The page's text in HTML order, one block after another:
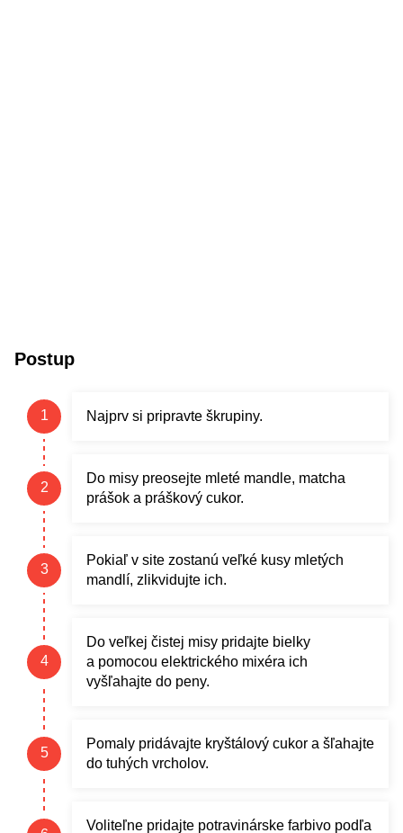
Postup
Najprv si pripravte škrupiny.
Do misy preosejte mleté mandle, matcha
prášok a práškový cukor.
Pokiaľ v site zostanú veľké kusy mletých
mandlí, zlikvidujte ich.
Do veľkej čistej misy pridajte bielky
a pomocou elektrického mixéra ich
vyšľahajte do peny.
Pomaly pridávajte kryštálový cukor a šľahajte
do tuhých vrcholov.
Voliteľne pridajte potravinárske farbivo podľa